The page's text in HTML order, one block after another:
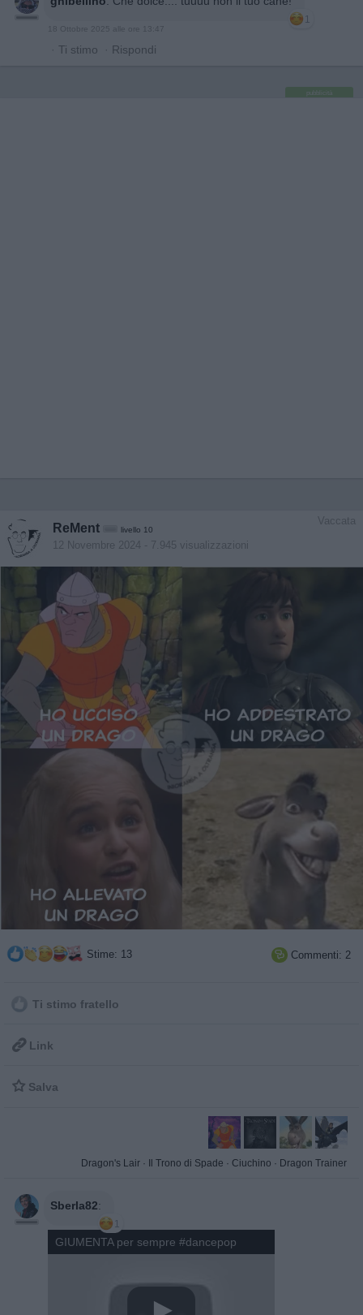
1
18 Ottobre 2025 alle ore 13:47
· Ti stimo · Rispondi
pubblicità
Vaccata
ReMent livello 10
12 Novembre 2024 - 7.945 visualizzazioni
Stime: 13  Commenti: 2
Ti stimo fratello
 Link
 Salva
Dragon's Lair · Il Trono di Spade · Ciuchino · Dragon Trainer
Sberla82:
1
GIUMENTA per sempre #dancepop